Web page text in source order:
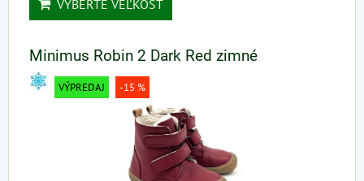
VYBERTE VEĽKOSŤ
Minimus Robin 2 Dark Red zimné
VÝPREDAJ -15 %